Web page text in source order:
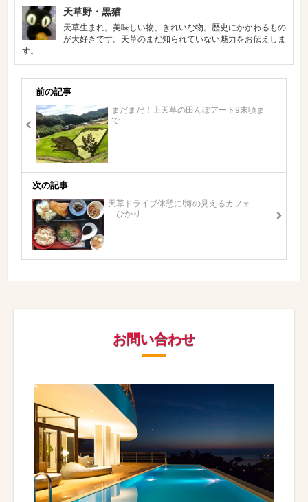
天草野・黒猫
天草生まれ。美味しい物、きれいな物。歴史にかかわるもの
が大好きです。天草のまだ知られていない魅力をお伝えしま
す。
前の記事
まだまだ！上天草の田んぼアート9末頃ま
で
次の記事
天草ドライブ休憩に!海の見えるカフェ
「ひかり」
お問い合わせ